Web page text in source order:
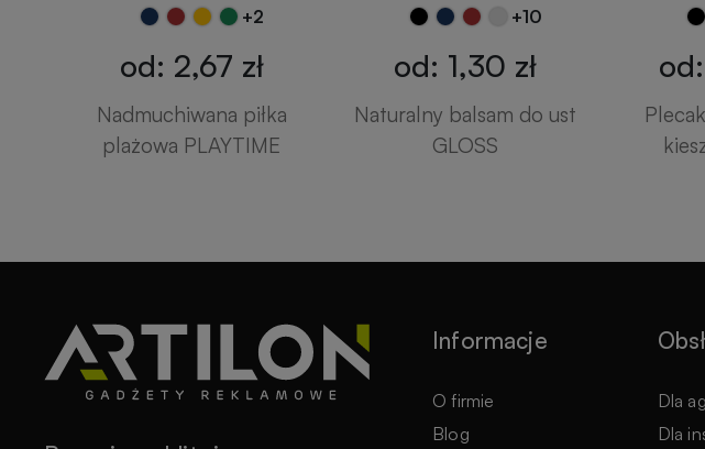
+2
od: 2,67 zł
Nadmuchiwana piłka
plażowa PLAYTIME
+10
od: 1,30 zł
Naturalny balsam do ust
GLOSS
Informacje
O firmie
Blog
Dla
Dla